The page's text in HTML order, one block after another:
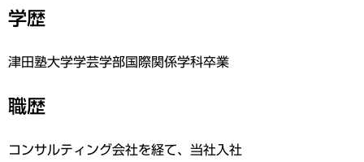
学歴
津田塾大学学芸学部国際関係学科卒業
職歴
コンサルティング会社を経て、当社入社